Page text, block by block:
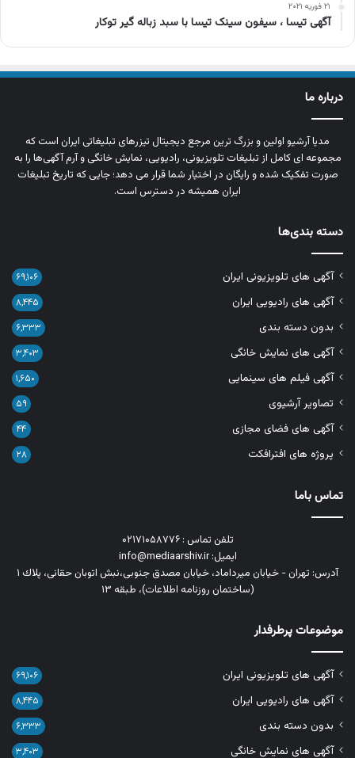
۲۱ فوریه ۲۰۲۱
آگهی تیسا ، سیفون سینک تیسا با سبد زباله گیر توکار
درباره ما
مدیا آرشیو اولین و بزرگ‌ ترین مرجع دیجیتال تیزرهای تبلیغاتی ایران است که
مجموعه‌ ای کامل از تبلیغات تلویزیونی، رادیویی، نمایش خانگی و آرم‌ آگهی‌ها را به‌
صورت تفکیک‌ شده و رایگان در اختیار شما قرار می‌ دهد؛ جایی که تاریخ تبلیغات
ایران همیشه در دسترس است.
دسته بندی‌ها
آگهی های تلویزیونی ایران ۶۹,۱۰۶
آگهی های رادیویی ایران ۸,۴۴۵
بدون دسته بندی ۶,۳۳۳
آگهی های نمایش خانگی ۳,۴۰۳
آگهی فیلم های سینمایی ۱,۶۵۰
تصاویر آرشیوی ۵۹
آگهی های فضای مجازی ۴۴
پروژه های افترافکت ۲۸
تماس باما
تلفن تماس : ۰۲۱۷۱۰۵۸۷۷۶
ایمیل: info@mediaarshiv.ir
آدرس: تهران - خیابان میرداماد، خیابان مصدق جنوبی،نبش اتوبان حقانی، پلاك ١
(ساختمان روزنامه اطلاعات)، طبقه ۱۳
موضوعات پرطرفدار
آگهی های تلویزیونی ایران ۶۹,۱۰۶
آگهی های رادیویی ایران ۸,۴۴۵
بدون دسته بندی ۶,۳۳۳
آگهی های نمایش خانگی ۳,۴۰۳